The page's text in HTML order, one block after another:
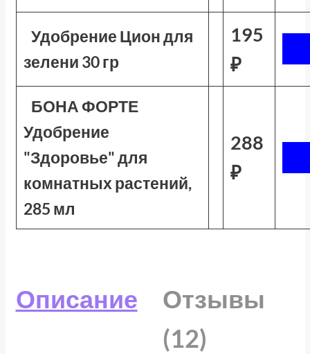
Удобрение Цион для
зелени 30 гр
195
₽
БОНА ФОРТЕ
Удобрение
"Здоровье" для
комнатных растений,
285 мл
288
₽
Описание
Отзывы
(12)